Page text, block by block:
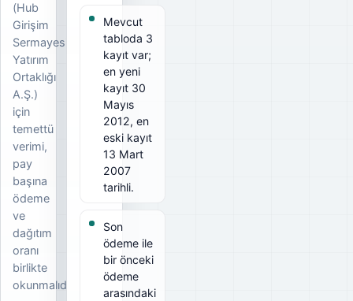
(Hub
Girişim
Sermayesi
Yatırım
Ortaklığı
A.Ş.)
için
temettü
verimi,
pay
başına
ödeme
ve
dağıtım
oranı
birlikte
okunmalıdır.
Mevcut
tabloda 3
kayıt var;
en yeni
kayıt 30
Mayıs
2012, en
eski kayıt
13 Mart
2007
tarihli.
Son
ödeme ile
bir önceki
ödeme
arasındaki